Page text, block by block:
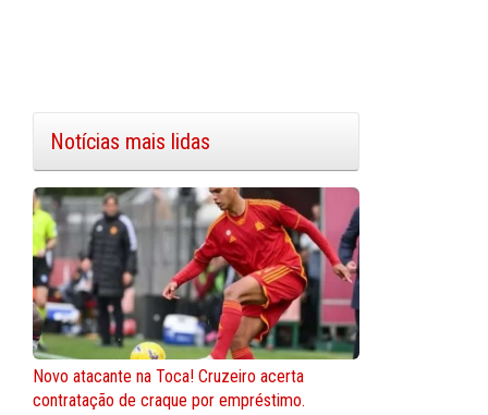
Notícias mais lidas
Novo atacante na Toca! Cruzeiro acerta
contratação de craque por empréstimo.